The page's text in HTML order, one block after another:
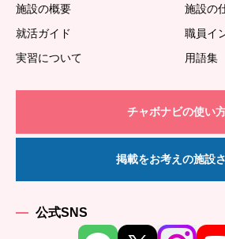
施設の概要
施設の
就活ガイド
職員イ
実習について
用語集
チャボナビの使い
掲載をお考えの施設
公式SNS